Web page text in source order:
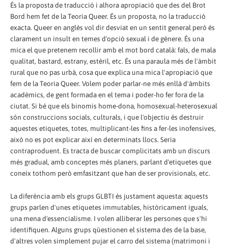
És la proposta de traducció i alhora apropiació que des del Brot
Bord hem fet de la Teoria Queer. És un proposta, no la traducció
exacta. Queer en anglès vol dir desviat en un sentit general però és
clarament un insult en temes d'opció sexual i de gènere. És una
mica el que pretenem recollir amb el mot bord català: fals, de mala
qualitat, bastard, estrany, estèril, etc. És una paraula més de l'àmbit
rural que no pas urbà, cosa que explica una mica l'apropiació que
fem de la Teoria Queer. Volem poder parlar-ne més enllà d'àmbits
acadèmics, de gent formada en el tema i poder-ho fer fora de la
ciutat. Si bé que els binomis home-dona, homosexual-heterosexual
són construccions socials, culturals, i que l'objectiu és destruir
aquestes etiquetes, totes, multiplicant-les fins a fer-les inofensives,
això no es pot explicar així en determinats llocs. Seria
contraproduent. Es tracta de buscar complicitats amb un discurs
més gradual, amb conceptes més planers, parlant d'etiquetes que
coneix tothom però emfasitzant que han de ser provisionals, etc.
La diferència amb els grups GLBTI és justament aquesta: aquests
grups parlen d'unes etiquetes immutables, històricament iguals,
una mena d'essencialisme. I volen alliberar les persones que s'hi
identifiquen. Alguns grups qüestionen el sistema des de la base,
d'altres volen simplement pujar el carro del sistema (matrimoni i